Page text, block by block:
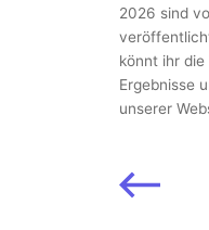
2026 sind
könnt ihr die
Ergebnisse
unserer